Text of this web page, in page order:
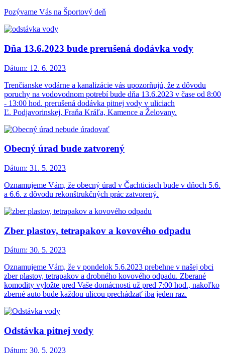
Pozývame Vás na Športový deň
Dňa 13.6.2023 bude prerušená dodávka vody
Dátum: 12. 6. 2023
Trenčianske vodárne a kanalizácie vás upozorňujú, že z dôvodu
poruchy na vodovodnom potrebí bude dňa 13.6.2023 v čase od 8:00
- 13:00 hod. prerušená dodávka pitnej vody v uliciach
Ľ. Podjavorinskej, Fraňa Kráľa, Kamence a Želovany.
Obecný úrad bude zatvorený
Dátum: 31. 5. 2023
Oznamujeme Vám, že obecný úrad v Čachticiach bude v dňoch 5.6.
a 6.6. z dôvodu rekonštrukčných prác zatvorený.
Zber plastov, tetrapakov a kovového odpadu
Dátum: 30. 5. 2023
Oznamujeme Vám, že v pondelok 5.6.2023 prebehne v našej obci
zber plastov, tetrapakov a drobného kovového odpadu. Zberané
komodity vyložte pred Vaše domácnosti už pred 7:00 hod., nakoľko
zberné auto bude každou ulicou prechádzať iba jeden raz.
Odstávka pitnej vody
Dátum: 30. 5. 2023